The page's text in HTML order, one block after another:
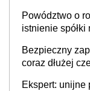
Powództwo o
istnienie
Bezpieczny
coraz dłużej
Ekspert: unijne